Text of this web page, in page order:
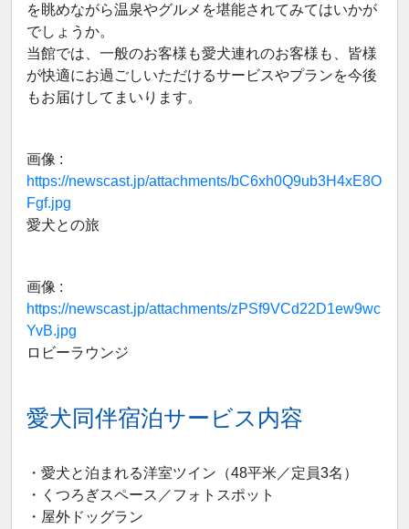
を眺めながら温泉やグルメを堪能されてみてはいかが
でしょうか。
当館では、一般のお客様も愛犬連れのお客様も、皆様
が快適にお過ごしいただけるサービスやプランを今後
もお届けしてまいります。
画像 :
https://newscast.jp/attachments/bC6xh0Q9ub3H4xE8O
Fgf.jpg
愛犬との旅
画像 :
https://newscast.jp/attachments/zPSf9VCd22D1ew9wc
YvB.jpg
ロビーラウンジ
愛犬同伴宿泊サービス内容
・愛犬と泊まれる洋室ツイン（48平米／定員3名）
・くつろぎスペース／フォトスポット
・屋外ドッグラン